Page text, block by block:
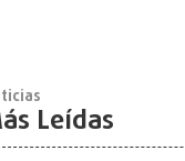
Leídas